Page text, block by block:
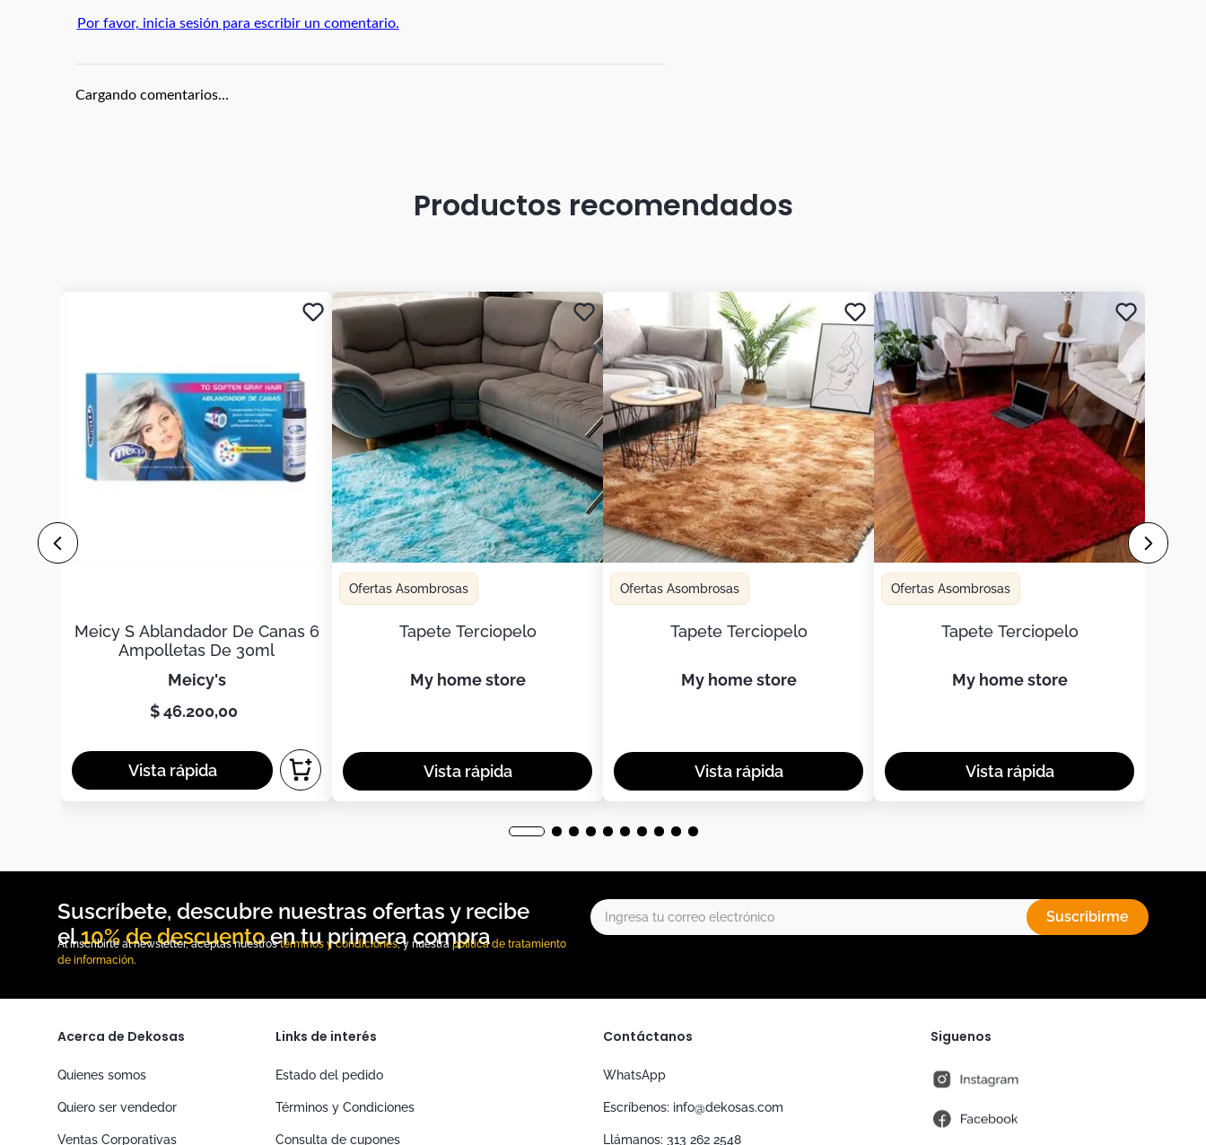
Por favor, inicia sesión para escribir un comentario.
Cargando comentarios…
Productos recomendados
Meicy S Ablandador De Canas 6
Ampolletas De 30ml
meicy's
$ 46.200,00
Ofertas Asombrosas
Tapete Terciopelo
my home store
Ofertas Asombrosas
Tapete Terciopelo
my home store
Ofertas Asombrosas
Tapete Terciopelo
my home store
10% de descuento
Suscribirme
Al inscribirte al newsletter, aceptas nuestrostérminos y condiciones, y nuestra política de tratamiento
de información.
Acerca de Dekosas
Quienes somos
Quiero ser vendedor
Ventas Corporativas
Links de interés
Estado del pedido
Términos y Condiciones
Consulta de cupones
Contáctanos
WhatsApp
Escríbenos: info@dekosas.com
Llámanos: 313 262 2548
Siguenos
instagram
fb